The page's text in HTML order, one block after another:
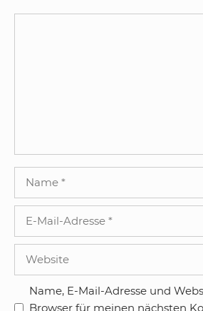
Adresse
Name, E-Mail-Adresse und
Browser für meinen nächsten